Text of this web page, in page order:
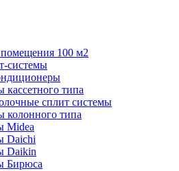
100 м2
системы
кассетного типа
сплит системы
колонного типа
Midea
Daichi
Daikin
Бирюса